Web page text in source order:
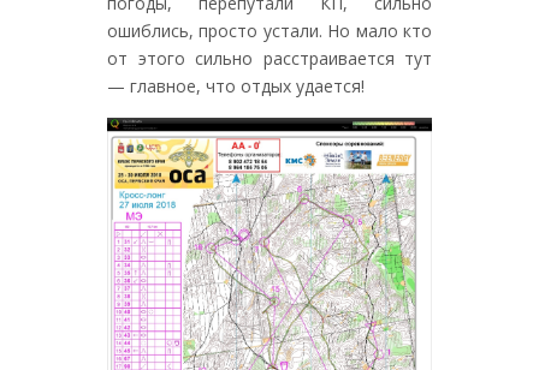
ошиблись, просто устали. Но мало кто
от этого сильно расстраивается тут
— главное, что отдых удается!